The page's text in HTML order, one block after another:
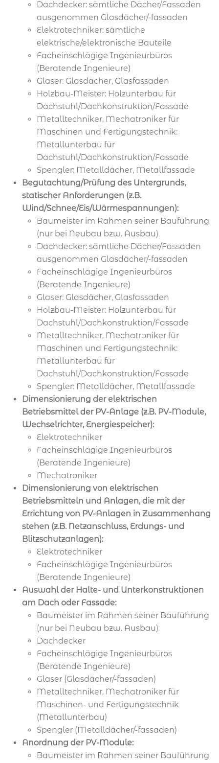
Dachdecker: sämtliche Dächer/Fassaden
ausgenommen Glasdächer/-fassaden
Elektrotechniker: sämtliche
elektrische/elektronische Bauteile
Facheinschlägige Ingenieurbüros
(Beratende Ingenieure)
Glaser: Glasdächer, Glasfassaden
Holzbau-Meister: Holzunterbau für
Dachstuhl/Dachkonstruktion/Fassade
Metalltechniker, Mechatroniker für
Maschinen und Fertigungstechnik:
Metallunterbau für
Dachstuhl/Dachkonstruktion/Fassade
Spengler: Metalldächer, Metallfassade
Begutachtung/Prüfung des Untergrunds,
statischer Anforderungen (z.B.
Wind/Schnee/Eis/Wärmespannungen):
Baumeister im Rahmen seiner Bauführung
(nur bei Neubau bzw. Ausbau)
Dachdecker: sämtliche Dächer/Fassaden
ausgenommen Glasdächer/-fassaden
Facheinschlägige Ingenieurbüros
(Beratende Ingenieure)
Glaser: Glasdächer, Glasfassaden
Holzbau-Meister: Holzunterbau für
Dachstuhl/Dachkonstruktion/Fassade
Metalltechniker, Mechatroniker für
Maschinen und Fertigungstechnik:
Metallunterbau für
Dachstuhl/Dachkonstruktion/Fassade
Spengler: Metalldächer, Metallfassade
Dimensionierung der elektrischen
Betriebsmittel der PV-Anlage (z.B. PV-Module,
Wechselrichter, Energiespeicher):
Elektrotechniker
Facheinschlägige Ingenieurbüros
(Beratende Ingenieure)
Mechatroniker
Dimensionierung von elektrischen
Betriebsmitteln und Anlagen, die mit der
Errichtung von PV-Anlagen in Zusammenhang
stehen (z.B. Netzanschluss, Erdungs- und
Blitzschutzanlagen):
Elektrotechniker
Facheinschlägige Ingenieurbüros
(Beratende Ingenieure)
Auswahl der Halte- und Unterkonstruktionen
am Dach oder Fassade:
Baumeister im Rahmen seiner Bauführung
(nur bei Neubau bzw. Ausbau)
Dachdecker
Facheinschlägige Ingenieurbüros
(Beratende Ingenieure)
Glaser (Glasdächer/-fassaden)
Metalltechniker, Mechatroniker für
Maschinen- und Fertigungstechnik
(Metallunterbau)
Spengler (Metalldächer/-fassaden)
Anordnung der PV-Module:
Baumeister im Rahmen seiner Bauführung